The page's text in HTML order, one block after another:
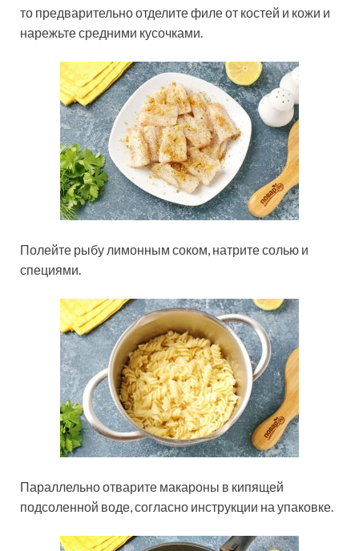
то предварительно отделите филе от костей и кожи и
нарежьте средними кусочками.
Полейте рыбу лимонным соком, натрите солью и
специями.
Параллельно отварите макароны в кипящей
подсоленной воде, согласно инструкции на упаковке.